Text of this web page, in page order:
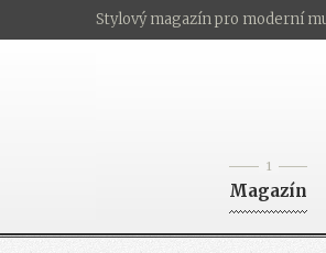
Stylový magazín pro moderní
1
Magazín